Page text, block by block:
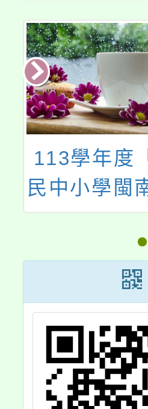
113學年度
民中小學閩
閩東語沉浸
學計畫」成
表會